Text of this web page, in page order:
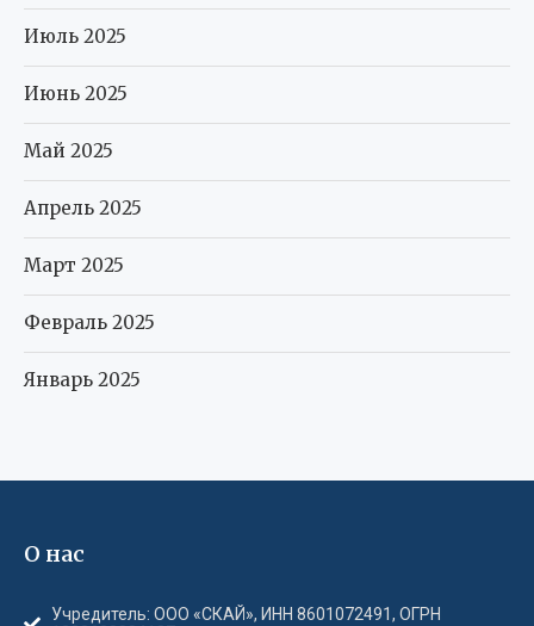
Июль 2025
Июнь 2025
Май 2025
Апрель 2025
Март 2025
Февраль 2025
Январь 2025
О нас
Учредитель: ООО «СКАЙ», ИНН 8601072491, ОГРН